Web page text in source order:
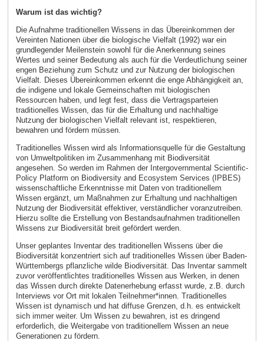
Warum ist das wichtig?
Die Aufnahme traditionellen Wissens in das Übereinkommen der
Vereinten Nationen über die biologische Vielfalt (1992) war ein
grundlegender Meilenstein sowohl für die Anerkennung seines
Wertes und seiner Bedeutung als auch für die Verdeutlichung seiner
engen Beziehung zum Schutz und zur Nutzung der biologischen
Vielfalt. Dieses Übereinkommen erkennt die enge Abhängigkeit an,
die indigene und lokale Gemeinschaften mit biologischen
Ressourcen haben, und legt fest, dass die Vertragsparteien
traditionelles Wissen, das für die Erhaltung und nachhaltige
Nutzung der biologischen Vielfalt relevant ist, respektieren,
bewahren und fördern müssen.
Traditionelles Wissen wird als Informationsquelle für die Gestaltung
von Umweltpolitiken im Zusammenhang mit Biodiversität
angesehen. So werden im Rahmen der Intergovernmental Scientific-
Policy Platform on Biodiversity and Ecosystem Services (IPBES)
wissenschaftliche Erkenntnisse mit Daten von traditionellem
Wissen ergänzt, um Maßnahmen zur Erhaltung und nachhaltigen
Nutzung der Biodiversität effektiver, verständlicher voranzutreiben.
Hierzu sollte die Erstellung von Bestandsaufnahmen traditionellen
Wissens zur Biodiversität breit gefördert werden.
Unser geplantes Inventar des traditionellen Wissens über die
Biodiversität konzentriert sich auf traditionelles Wissen über Baden-
Württembergs pflanzliche wilde Biodiversität. Das Inventar sammelt
zuvor veröffentlichtes traditionelles Wissen aus Werken, in denen
das Wissen durch direkte Datenerhebung erfasst wurde, z.B. durch
Interviews vor Ort mit lokalen Teilnehmer*innen. Traditionelles
Wissen ist dynamisch und hat diffuse Grenzen, d.h. es entwickelt
sich immer weiter. Um Wissen zu bewahren, ist es dringend
erforderlich, die Weitergabe von traditionellem Wissen an neue
Generationen zu fördern.